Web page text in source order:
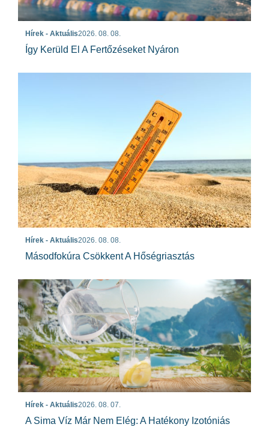
Hírek - Aktuális2026. 08. 08.
Így Kerüld El A Fertőzéseket Nyáron
Hírek - Aktuális2026. 08. 08.
Másodfokúra Csökkent A Hőségriasztás
Hírek - Aktuális2026. 08. 07.
A Sima Víz Már Nem Elég: A Hatékony Izotóniás